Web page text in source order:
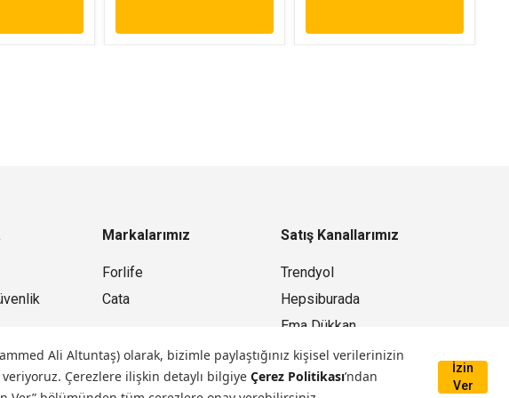
Ali Altuntaş) olarak, bizimle paylaştığınız kişisel verilerinizin
Çerezlere ilişkin detaylı bilgiye Çerez Politikası’ndan
İzin
Ver
Markalarımız
Forlife
Cata
Satış Kanallarımız
Trendyol
Hepsiburada
Ema Dükkan
Mağazamız